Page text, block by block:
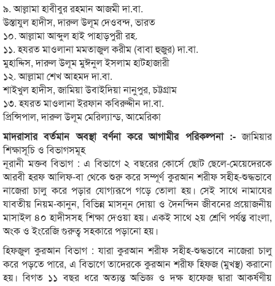
৯. আল্লামা হাবীবুর রহমান আজমী দা.বা.
উস্তাযুল হাদীস, দারুল উলূম দেওবন্দ, ভারত
১০. আল্লামা আব্দুল হাই পাহাড়পুরী রহ.
১১. হযরত মাওলানা মমতাজুল করীম (বাবা হুজুর) দা.বা.
মুহাদ্দিস, দারুল উলূম মুঈনুল ইসলাম হাটহাজারী
১২. আল্লামা শেখ আহমদ দা.বা.
শাইখুল হাদীস, জামিয়া উবাইদিয়া নানুপুর, চট্টগ্রাম
১৩. হযরত মাওলানা ইরফান কবিরুদ্দীন দা.বা.
প্রিন্সিপাল, দারুল উলূম মেরিল্যান্ড, আমেরিকা
মাদরাসার বর্তমান অবস্থা বর্ণনা করে আগামীর পরিকল্পনা :-জামিয়ার
শিক্ষাসূচি ও বিভাগসমূহ
নূরানী মক্তব বিভাগ : এ বিভাগে ২ বছরের কোর্সে ছোট ছেলে-মেয়েদেরকে
আরবী হরফ আলিফ-বা থেকে শুরু করে সম্পূর্ণ কুরআন শরীফ সহীহ-শুদ্ধভাবে
নাজেরা চালু করে পড়ার যোগ্যরূপে গড়ে তোলা হয়। সেই সাথে নামাযের
যাবতীয় নিয়ম-কানুন, বিভিন্ন মাসনূন দোয়া ও দৈনন্দিন জীবনের প্রয়োজনীয়
মাসাইল ৪০ হাদীসসহ শিক্ষা দেওয়া হয়। একই সাথে ২য় শ্রেণি পর্যন্ত বাংলা,
অংক ও ইংরেজি গুরুত্ব সহকারে পড়ানো হয়।
হিফজুল কুরআন বিভাগ : যারা কুরআন শরীফ সহীহ-শুদ্ধভাবে নাজেরা চালু
করে পড়তে পারে, এ বিভাগে তাদেরকে কুরআন শরীফ হিফজ (মুখস্থ) করানো
হয়। বিগত ১১ বছর ধরে অত্যন্ত অভিজ্ঞ ও দক্ষ হাফেজ দ্বারা আকর্ষণীয়